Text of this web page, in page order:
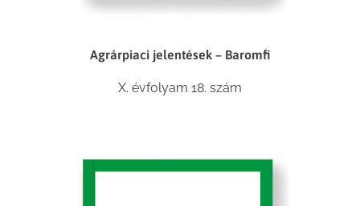
Agrárpiaci jelentések – Baromfi
X. évfolyam 18. szám